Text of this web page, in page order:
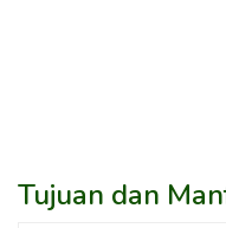
Tujuan dan